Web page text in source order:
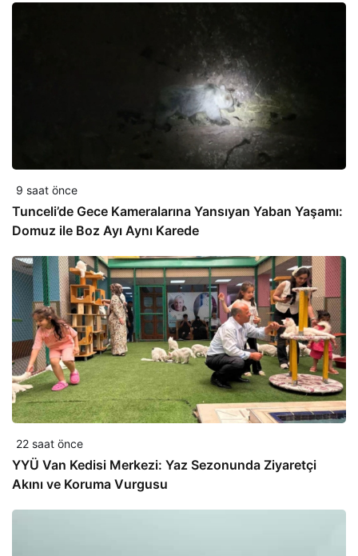
9 saat önce
Tunceli’de Gece Kameralarına Yansıyan Yaban Yaşamı:
Domuz ile Boz Ayı Aynı Karede
22 saat önce
YYÜ Van Kedisi Merkezi: Yaz Sezonunda Ziyaretçi
Akını ve Koruma Vurgusu